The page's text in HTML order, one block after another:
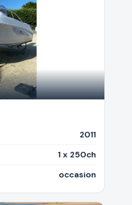
2011
1 x 250ch
occasion